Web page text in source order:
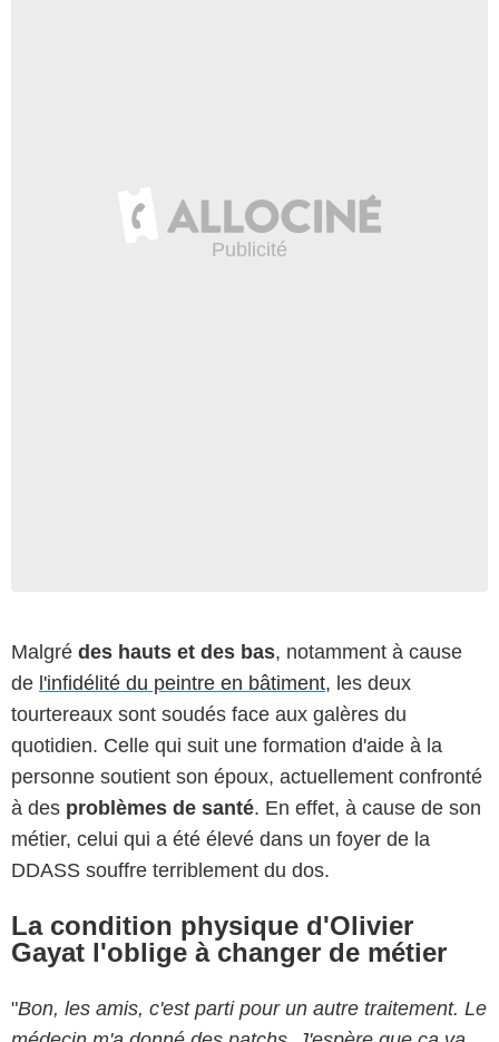
Malgré des hauts et des bas, notamment à cause
de l'infidélité du peintre en bâtiment, les deux
tourtereaux sont soudés face aux galères du
quotidien. Celle qui suit une formation d'aide à la
personne soutient son époux, actuellement confronté
à des problèmes de santé. En effet, à cause de son
métier, celui qui a été élevé dans un foyer de la
DDASS souffre terriblement du dos.
La condition physique d'Olivier
Gayat l'oblige à changer de métier
"Bon, les amis, c'est parti pour un autre traitement. Le